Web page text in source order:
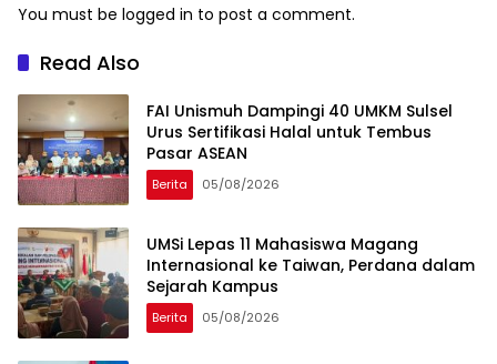
You must be logged in to post a comment.
Read Also
FAI Unismuh Dampingi 40 UMKM Sulsel
Urus Sertifikasi Halal untuk Tembus
Pasar ASEAN
Berita 05/08/2026
UMSi Lepas 11 Mahasiswa Magang
Internasional ke Taiwan, Perdana dalam
Sejarah Kampus
Berita 05/08/2026